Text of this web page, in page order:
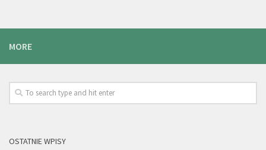
MORE
OSTATNIE WPISY